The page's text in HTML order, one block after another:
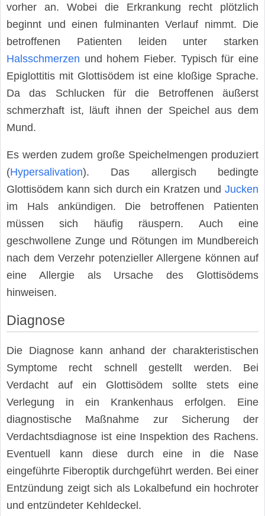
vorher an. Wobei die Erkrankung recht plötzlich
beginnt und einen fulminanten Verlauf nimmt. Die
betroffenen Patienten leiden unter starken
Halsschmerzen und hohem Fieber. Typisch für eine
Epiglottitis mit Glottisödem ist eine kloßige Sprache.
Da das Schlucken für die Betroffenen äußerst
schmerzhaft ist, läuft ihnen der Speichel aus dem
Mund.
Es werden zudem große Speichelmengen produziert
(Hypersalivation). Das allergisch bedingte
Glottisödem kann sich durch ein Kratzen und Jucken
im Hals ankündigen. Die betroffenen Patienten
müssen sich häufig räuspern. Auch eine
geschwollene Zunge und Rötungen im Mundbereich
nach dem Verzehr potenzieller Allergene können auf
eine Allergie als Ursache des Glottisödems
hinweisen.
Diagnose
Die Diagnose kann anhand der charakteristischen
Symptome recht schnell gestellt werden. Bei
Verdacht auf ein Glottisödem sollte stets eine
Verlegung in ein Krankenhaus erfolgen. Eine
diagnostische Maßnahme zur Sicherung der
Verdachtsdiagnose ist eine Inspektion des Rachens.
Eventuell kann diese durch eine in die Nase
eingeführte Fiberoptik durchgeführt werden. Bei einer
Entzündung zeigt sich als Lokalbefund ein hochroter
und entzündeter Kehldeckel.